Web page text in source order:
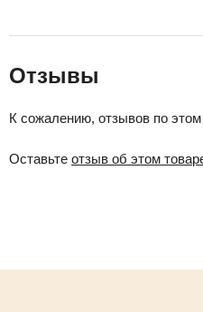
Отзывы
К сожалению, отзывов по этом
Оставьте отзыв об этом